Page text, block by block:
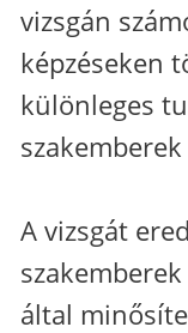
vizsgán
képzéseken
különleges
A vizsgát
által